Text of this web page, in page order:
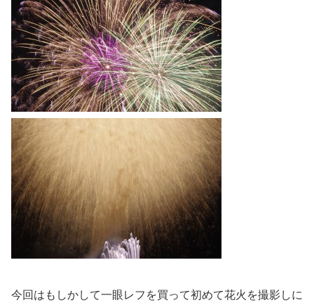
今回はもしかして一眼レフを買って初めて花火を撮影しに